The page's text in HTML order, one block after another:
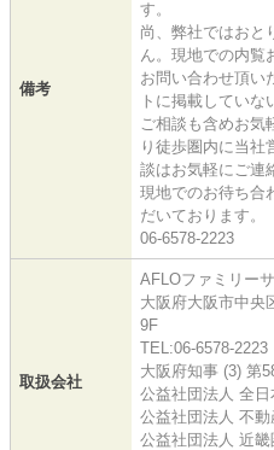
備考
す。
尚、弊社ではおと
ん。現地での内覧
お問い合わせ頂い
トに掲載していな
ご相談も含めお気
り徒歩圏内に当社
談はお気軽にご連
現地でのお待ち合
だいております。
06-6578-2223
取扱会社
AFLOファミリー
大阪府大阪市中央
9F
TEL:06-6578-2223
大阪府知事 (3) 第
公益社団法人 全
公益社団法人 不動
公益社団法人 近